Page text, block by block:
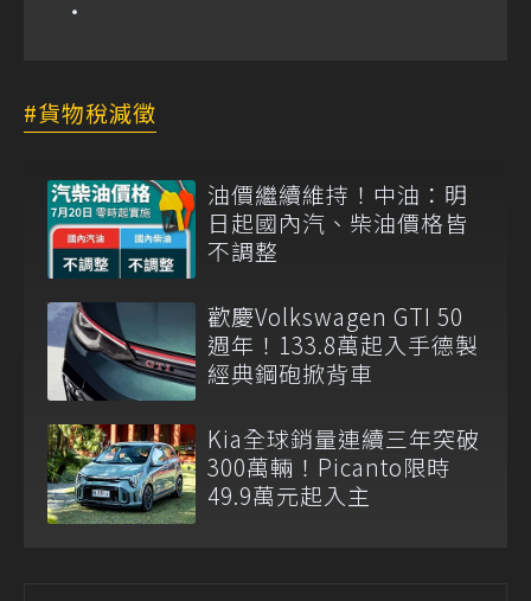
貨物稅減徵
油價繼續維持！中油：明
日起國內汽、柴油價格皆
不調整
歡慶Volkswagen GTI 50
週年！133.8萬起入手德製
經典鋼砲掀背車
Kia全球銷量連續三年突破
300萬輛！Picanto限時
49.9萬元起入主